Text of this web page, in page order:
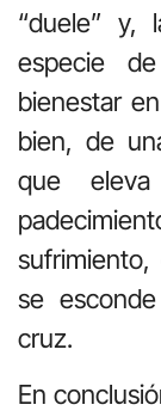
“duele” y,
especie
bienestar
bien, de
que
se
cruz.
En